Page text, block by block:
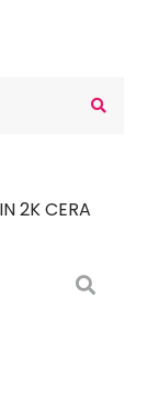
2K CERA